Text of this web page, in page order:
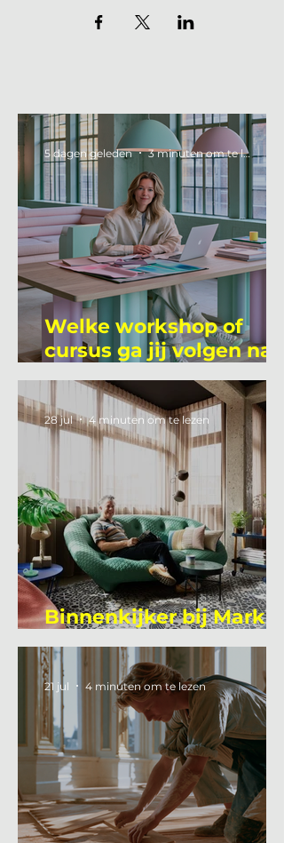
Welke workshop of
cursus ga jij volgen na
je vakantie?
5 dagen geleden 3 minuten om te lezen
Binnenkijker bij Mark
Mutsaers
28 jul 4 minuten om te lezen
21 jul 4 minuten om te lezen